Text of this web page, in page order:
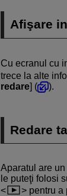
Afişare
Cu ecranul cu
trece la alte
redare] ( ).
Redare
Aparatul are
le puteţi folosi
pentru a